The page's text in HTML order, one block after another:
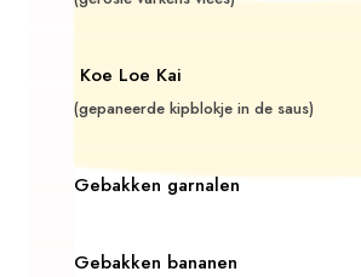
Koe Loe Kai
(gepaneerde kipblokje in de saus)
Gebakken garnalen
Gebakken bananen